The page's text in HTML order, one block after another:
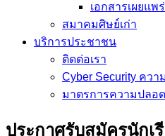
เอกสารเผยแพ
สมาคมศิษย์เก่า
บริการประชาชน
ติดต่อเรา
Cyber Security คว
มาตรการความปลอ
ประกาศรับสมัครนักเ